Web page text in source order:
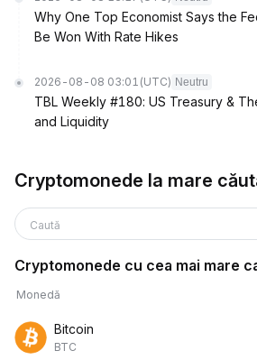
Why One Top Economist Says the
Be Won With Rate Hikes
2026-08-08 03:01 (UTC) Neutru
TBL Weekly #180: US Treasury &
and Liquidity
Cryptomonede la mare
Caută
Cryptomonede cu cea mai mare
Monedă
Bitcoin
BTC